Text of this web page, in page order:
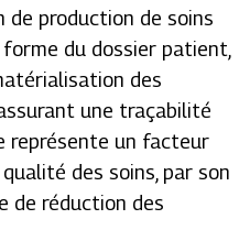
de production de soins
du dossier patient,
des
une traçabilité
représente un facteur
des soins, par son
de réduction des